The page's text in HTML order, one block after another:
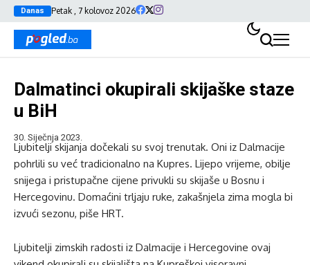
Danas Petak , 7 kolovoz 2026
Dalmatinci okupirali skijaške staze
u BiH
30. Siječnja 2023.
Ljubitelji skijanja dočekali su svoj trenutak. Oni iz Dalmacije
pohrlili su već tradicionalno na Kupres. Lijepo vrijeme, obilje
snijega i pristupačne cijene privukli su skijaše u Bosnu i
Hercegovinu. Domaćini trljaju ruke, zakašnjela zima mogla bi
izvući sezonu, piše HRT.
Ljubitelji zimskih radosti iz Dalmacije i Hercegovine ovaj